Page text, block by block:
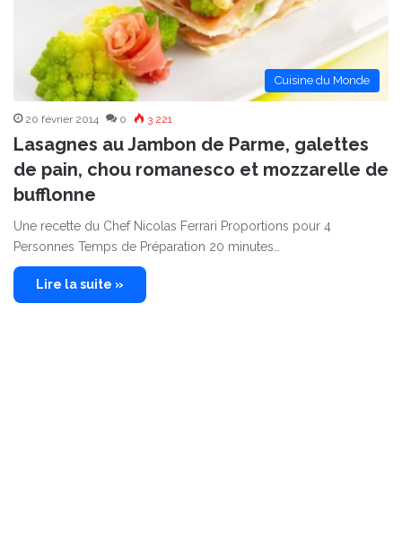
Cuisine du Monde
20 février 2014 0 3 221
Lasagnes au Jambon de Parme, galettes
de pain, chou romanesco et mozzarelle de
bufflonne
Une recette du Chef Nicolas Ferrari Proportions pour 4
Personnes Temps de Préparation 20 minutes…
Lire la suite »